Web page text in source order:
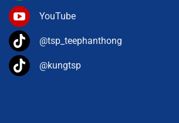
YouTube
@tsp_teephanthong
@kungtsp